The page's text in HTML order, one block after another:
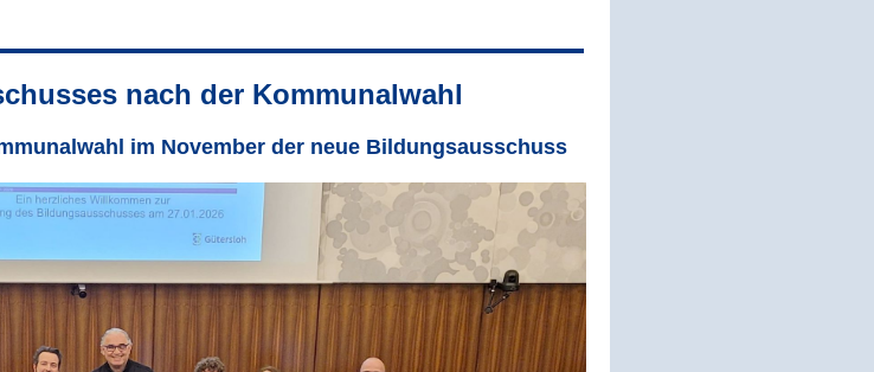
nach der Kommunalwahl
im November der neue Bildungsausschuss